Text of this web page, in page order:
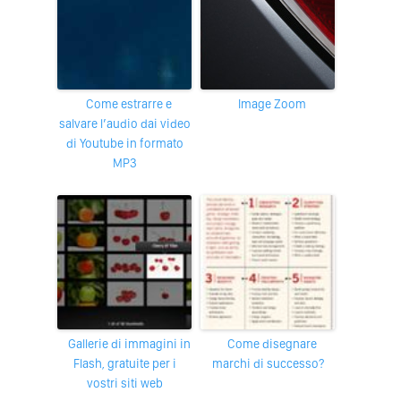
Come estrarre e
salvare l’audio dai video
di Youtube in formato
MP3
Image Zoom
Gallerie di immagini in
Flash, gratuite per i
vostri siti web
Come disegnare
marchi di successo?